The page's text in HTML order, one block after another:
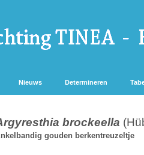
Nieuws Determineren
brockeella
gouden berkentreuzeltje